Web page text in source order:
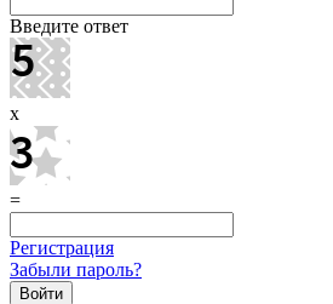
Введите ответ
x
=
Регистрация
Забыли пароль?